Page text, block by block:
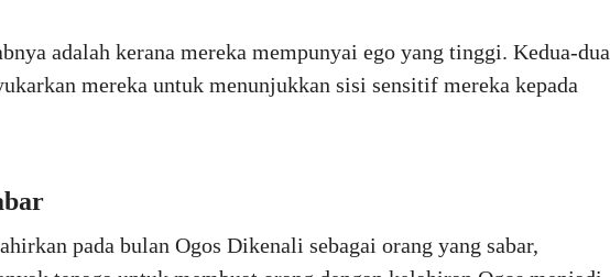
adalah kerana mereka mempunyai ego yang tinggi. Kedua-dua
mereka untuk menunjukkan sisi sensitif mereka kepada
pada bulan Ogos Dikenali sebagai orang yang sabar,